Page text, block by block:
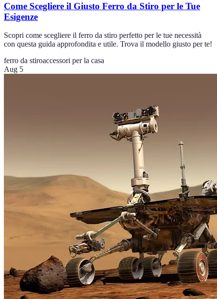
Come Scegliere il Giusto Ferro da Stiro per le Tue
Esigenze
Scopri come scegliere il ferro da stiro perfetto per le tue necessità
con questa guida approfondita e utile. Trova il modello giusto per te!
ferro da stiroaccessori per la casa
Aug 5